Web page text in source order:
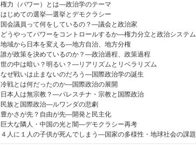
権力（パワー）とは―政治学のテーマ
はじめての選挙―選挙とデモクラシー
国会議員って何をしているの？―議会と政治家
どうやってパワーをコントロールするか―権力分立と政治システム
地域から日本を変える―地方自治、地方分権
誰が政策を決めているのか？―政治過程、政策過程
世の中は暗い？明るい？―リアリズムとリベラリズム
なぜ戦いは止まないのだろう―国際政治学の誕生
冷戦とは何だったのか―国際政治の展開
日本人は無宗教？―パレスチナ・宗教と国際政治
民族と国際政治―ルワンダの悲劇
豊かさが先？自由が先―開発と民主化
巨大な隣人・中国の光と闇―デモクラシー再考
４人に１人の子供が死んでしまう―国家の多様性・地球社会の課題